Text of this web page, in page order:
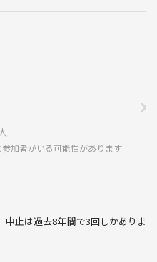
加者がいる可能性があります
止は過去8年間で3回しかありま